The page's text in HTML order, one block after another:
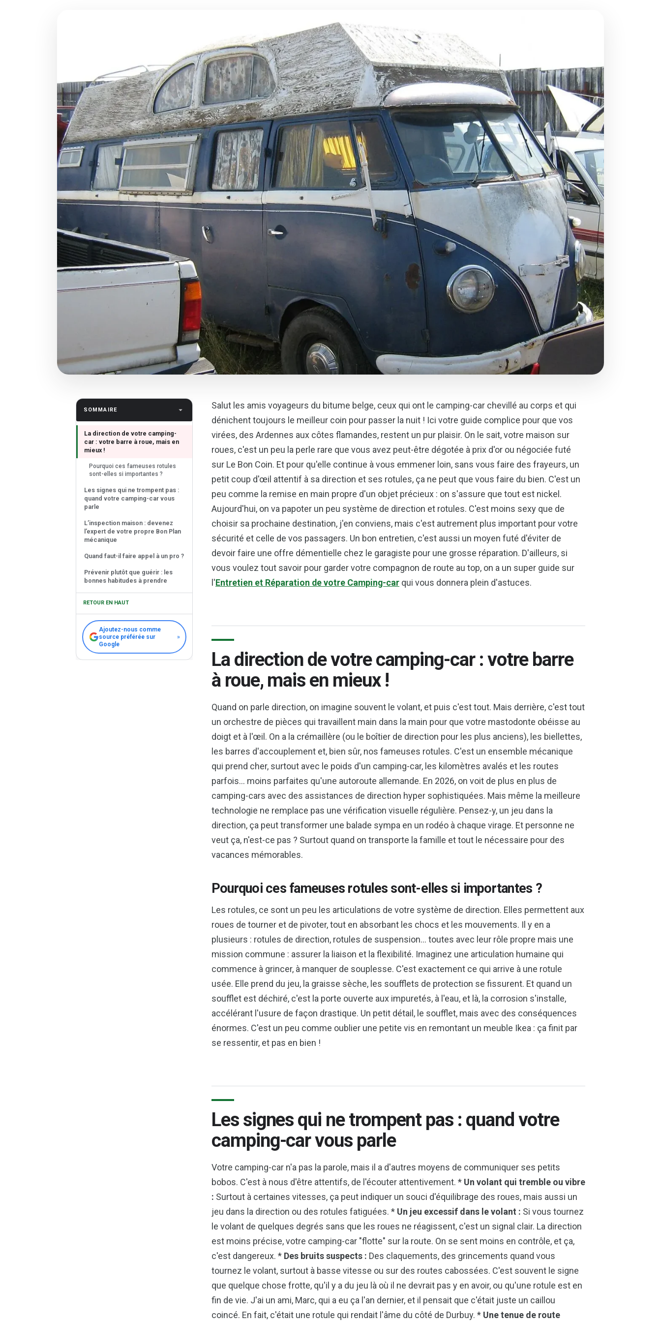
SOMMAIRE
La direction de votre camping-
car : votre barre à roue, mais en
mieux !
Pourquoi ces fameuses rotules
sont-elles si importantes ?
Les signes qui ne trompent pas :
quand votre camping-car vous
parle
L’inspection maison : devenez
l’expert de votre propre Bon Plan
mécanique
Quand faut-il faire appel à un pro ?
Prévenir plutôt que guérir : les
bonnes habitudes à prendre
RETOUR EN HAUT
Ajoutez-nous comme
source préférée sur
Google
»
Salut les amis voyageurs du bitume belge, ceux qui ont le camping-car chevillé au corps et qui
dénichent toujours le meilleur coin pour passer la nuit ! Ici votre guide complice pour que vos
virées, des Ardennes aux côtes flamandes, restent un pur plaisir. On le sait, votre maison sur
roues, c'est un peu la perle rare que vous avez peut-être dégotée à prix d'or ou négociée futé
sur Le Bon Coin. Et pour qu'elle continue à vous emmener loin, sans vous faire des frayeurs, un
petit coup d'œil attentif à sa direction et ses rotules, ça ne peut que vous faire du bien. C'est un
peu comme la remise en main propre d'un objet précieux : on s'assure que tout est nickel.
Aujourd'hui, on va papoter un peu système de direction et rotules. C'est moins sexy que de
choisir sa prochaine destination, j'en conviens, mais c'est autrement plus important pour votre
sécurité et celle de vos passagers. Un bon entretien, c'est aussi un moyen futé d'éviter de
devoir faire une offre démentielle chez le garagiste pour une grosse réparation. D'ailleurs, si
vous voulez tout savoir pour garder votre compagnon de route au top, on a un super guide sur
l'Entretien et Réparation de votre Camping-car qui vous donnera plein d'astuces.
La direction de votre camping-car : votre barre
à roue, mais en mieux !
Quand on parle direction, on imagine souvent le volant, et puis c'est tout. Mais derrière, c'est tout
un orchestre de pièces qui travaillent main dans la main pour que votre mastodonte obéisse au
doigt et à l'œil. On a la crémaillère (ou le boîtier de direction pour les plus anciens), les biellettes,
les barres d'accouplement et, bien sûr, nos fameuses rotules. C'est un ensemble mécanique
qui prend cher, surtout avec le poids d'un camping-car, les kilomètres avalés et les routes
parfois… moins parfaites qu'une autoroute allemande. En 2026, on voit de plus en plus de
camping-cars avec des assistances de direction hyper sophistiquées. Mais même la meilleure
technologie ne remplace pas une vérification visuelle régulière. Pensez-y, un jeu dans la
direction, ça peut transformer une balade sympa en un rodéo à chaque virage. Et personne ne
veut ça, n'est-ce pas ? Surtout quand on transporte la famille et tout le nécessaire pour des
vacances mémorables.
Pourquoi ces fameuses rotules sont-elles si importantes ?
Les rotules, ce sont un peu les articulations de votre système de direction. Elles permettent aux
roues de tourner et de pivoter, tout en absorbant les chocs et les mouvements. Il y en a
plusieurs : rotules de direction, rotules de suspension… toutes avec leur rôle propre mais une
mission commune : assurer la liaison et la flexibilité. Imaginez une articulation humaine qui
commence à grincer, à manquer de souplesse. C'est exactement ce qui arrive à une rotule
usée. Elle prend du jeu, la graisse sèche, les soufflets de protection se fissurent. Et quand un
soufflet est déchiré, c'est la porte ouverte aux impuretés, à l'eau, et là, la corrosion s'installe,
accélérant l'usure de façon drastique. Un petit détail, le soufflet, mais avec des conséquences
énormes. C'est un peu comme oublier une petite vis en remontant un meuble Ikea : ça finit par
se ressentir, et pas en bien !
Les signes qui ne trompent pas : quand votre
camping-car vous parle
Votre camping-car n'a pas la parole, mais il a d'autres moyens de communiquer ses petits
bobos. C'est à nous d'être attentifs, de l'écouter attentivement. * Un volant qui tremble ou vibre
: Surtout à certaines vitesses, ça peut indiquer un souci d'équilibrage des roues, mais aussi un
jeu dans la direction ou des rotules fatiguées. * Un jeu excessif dans le volant : Si vous tournez
le volant de quelques degrés sans que les roues ne réagissent, c'est un signal clair. La direction
est moins précise, votre camping-car "flotte" sur la route. On se sent moins en contrôle, et ça,
c'est dangereux. * Des bruits suspects : Des claquements, des grincements quand vous
tournez le volant, surtout à basse vitesse ou sur des routes cabossées. C'est souvent le signe
que quelque chose frotte, qu'il y a du jeu là où il ne devrait pas y en avoir, ou qu'une rotule est en
fin de vie. J'ai un ami, Marc, qui a eu ça l'an dernier, et il pensait que c'était juste un caillou
coincé. En fait, c'était une rotule qui rendait l'âme du côté de Durbuy. * Une tenue de route